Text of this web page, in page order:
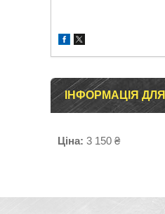
ІНФОРМАЦІЯ
Ціна: 3 150 ₴